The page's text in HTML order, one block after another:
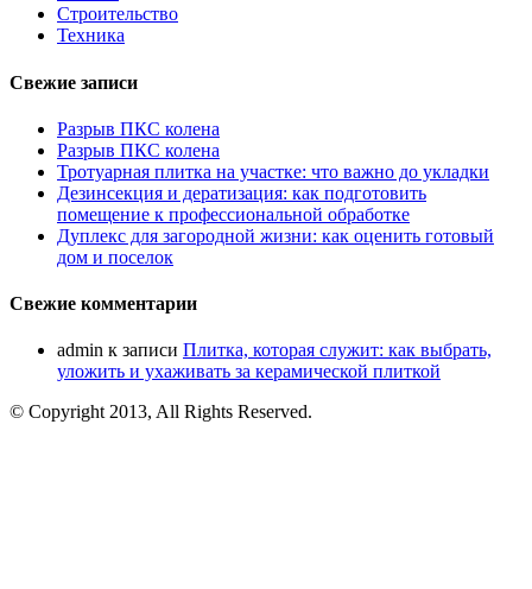
Строительство
Техника
Свежие записи
Разрыв ПКС колена
Разрыв ПКС колена
Тротуарная плитка на участке: что важно до укладки
Дезинсекция и дератизация: как подготовить
помещение к профессиональной обработке
Дуплекс для загородной жизни: как оценить готовый
дом и поселок
Свежие комментарии
admin к записи Плитка, которая служит: как выбрать,
уложить и ухаживать за керамической плиткой
© Copyright 2013, All Rights Reserved.